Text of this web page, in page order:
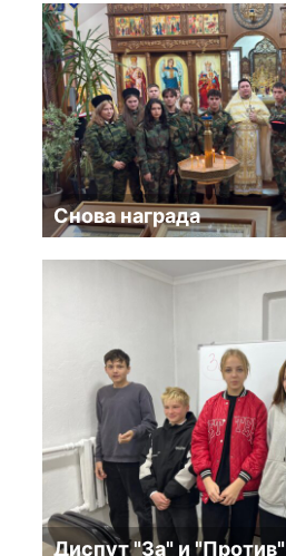
Снова награда
Диспут "За" и "Против"